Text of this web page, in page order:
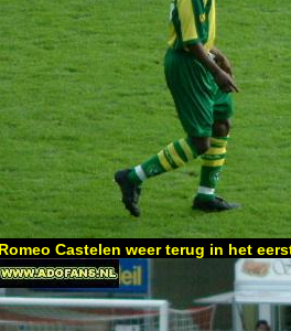
Romeo Castelen weer terug in het